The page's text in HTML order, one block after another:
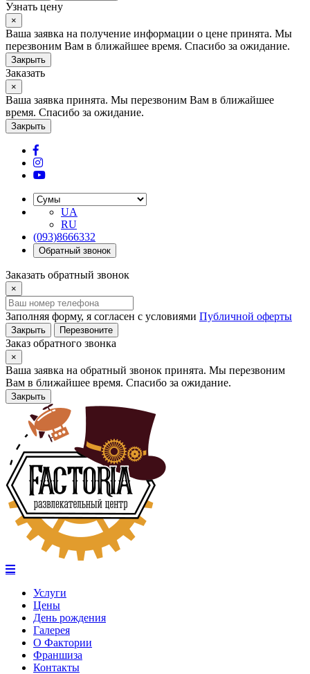
Узнать цену
×
Ваша заявка на получение информации о цене принята. Мы
перезвоним Вам в ближайшее время. Спасибо за ожидание.
Закрыть
Заказать
×
Ваша заявка принята. Мы перезвоним Вам в ближайшее
время. Спасибо за ожидание.
Закрыть
UA
RU
(093)8666332
Обратный звонок
Заказать обратный звонок
×
Заполняя форму, я согласен с условиями Публичной оферты
Закрыть Перезвоните
Заказ обратного звонка
×
Ваша заявка на обратный звонок принята. Мы перезвоним
Вам в ближайшее время. Спасибо за ожидание.
Закрыть
Услуги
Цены
День рождения
Галерея
О Фактории
Франшиза
Контакты